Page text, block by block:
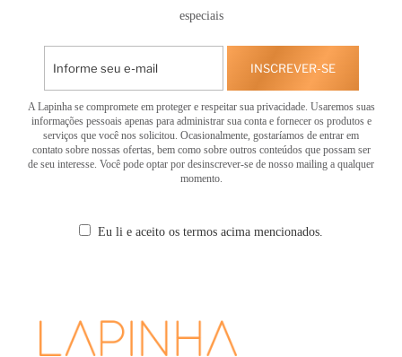
especiais
INSCREVER-SE
A Lapinha se compromete em proteger e respeitar sua privacidade. Usaremos suas
informações pessoais apenas para administrar sua conta e fornecer os produtos e
serviços que você nos solicitou. Ocasionalmente, gostaríamos de entrar em
contato sobre nossas ofertas, bem como sobre outros conteúdos que possam ser
de seu interesse. Você pode optar por desinscrever-se de nosso mailing a qualquer
momento.
Eu li e aceito os termos acima mencionados.